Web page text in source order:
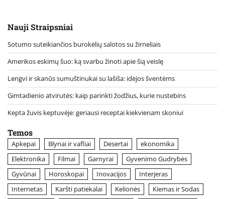
Nauji Straipsniai
Sotumo suteikiančios burokėlių salotos su žirneliais
Amerikos eskimų šuo: ką svarbu žinoti apie šią veislę
Lengvi ir skanūs sumuštinukai su lašiša: idėjos šventėms
Gimtadienio atvirutės: kaip parinkti žodžius, kurie nustebins
Kepta žuvis keptuvėje: geriausi receptai kiekvienam skoniui
Temos
Apkepai Blynai ir vafliai Desertai
ekonomika
Elektronika
Filmai Garnyrai
Gyvenimo Gudrybės
Gyvūnai
Horoskopai Inovacijos
Interjeras
Internetas
Karšti patiekalai Kelionės
Kiemas ir Sodas